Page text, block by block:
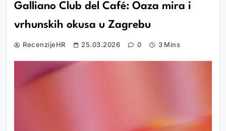
Galliano Club del Café: Oaza mira i
vrhunskih okusa u Zagrebu
RecenzijeHR 25.03.2026 0 3 Mins